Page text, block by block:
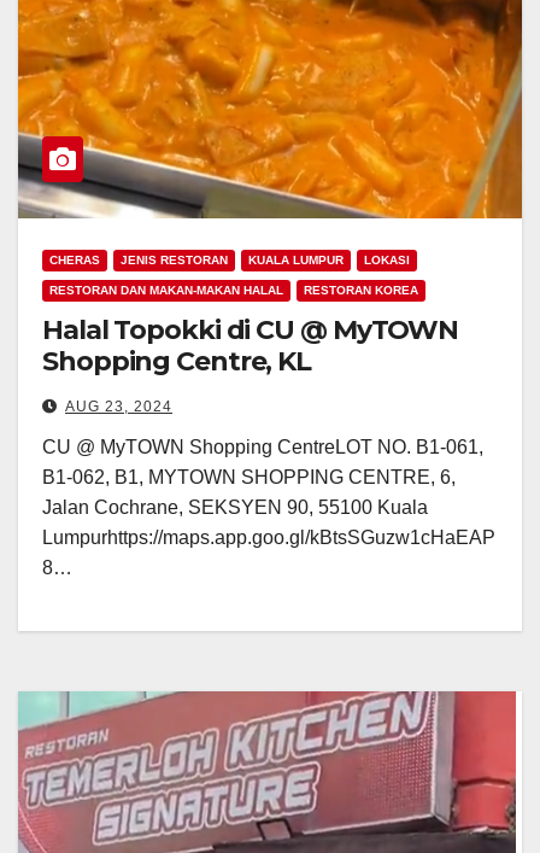
CHERAS JENIS RESTORAN KUALA LUMPUR LOKASI
RESTORAN DAN MAKAN-MAKAN HALAL RESTORAN KOREA
Halal Topokki di CU @ MyTOWN
Shopping Centre, KL
AUG 23, 2024
CU @ MyTOWN Shopping CentreLOT NO. B1-061,
B1-062, B1, MYTOWN SHOPPING CENTRE, 6,
Jalan Cochrane, SEKSYEN 90, 55100 Kuala
Lumpurhttps://maps.app.goo.gl/kBtsSGuzw1cHaEAP
8…